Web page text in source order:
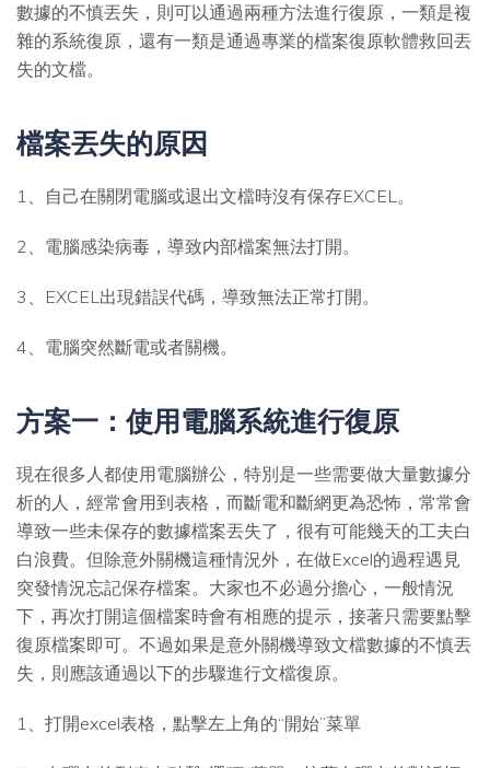
數據的不慎丟失，則可以通過兩種方法進行復原，一類是複
雜的系統復原，還有一類是通過專業的檔案復原軟體救回丟
失的文檔。
檔案丟失的原因
1、自己在關閉電腦或退出文檔時沒有保存EXCEL。
2、電腦感染病毒，導致内部檔案無法打開。
3、EXCEL出現錯誤代碼，導致無法正常打開。
4、電腦突然斷電或者關機。
方案一：使用電腦系統進行復原
現在很多人都使用電腦辦公，特別是一些需要做大量數據分
析的人，經常會用到表格，而斷電和斷網更為恐怖，常常會
導致一些未保存的數據檔案丟失了，很有可能幾天的工夫白
白浪費。但除意外關機這種情況外，在做Excel的過程遇見
突發情況忘記保存檔案。大家也不必過分擔心，一般情況
下，再次打開這個檔案時會有相應的提示，接著只需要點擊
復原檔案即可。不過如果是意外關機導致文檔數據的不慎丟
失，則應該通過以下的步驟進行文檔復原。
1、打開excel表格，點擊左上角的“開始”菜單